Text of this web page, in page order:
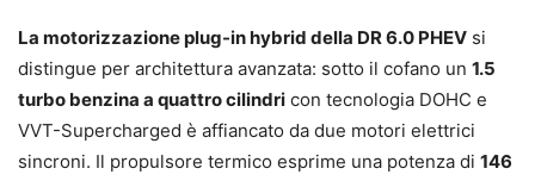
La motorizzazione plug-in hybrid della DR 6.0 PHEV si
distingue per architettura avanzata: sotto il cofano un 1.5
turbo benzina a quattro cilindri con tecnologia DOHC e
VVT-Supercharged è affiancato da due motori elettrici
sincroni. Il propulsore termico esprime una potenza di 146